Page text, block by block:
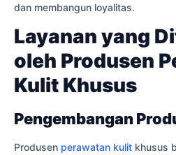
dan membangun loyalitas.
Layanan yang
oleh Produsen
Kulit Khusus
Pengembangan
Produsen perawatan kulit khusus